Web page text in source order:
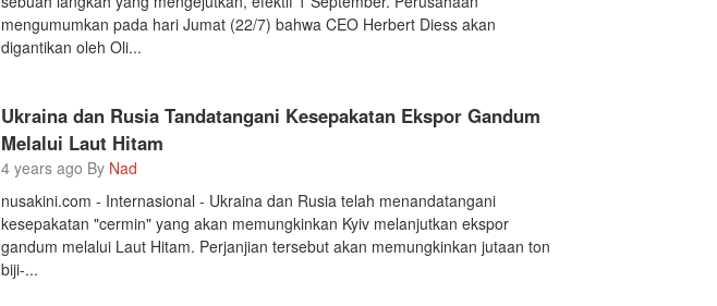
mengumumkan pada hari Jumat (22/7) bahwa CEO Herbert Diess akan
digantikan oleh Oli...
Ukraina dan Rusia Tandatangani Kesepakatan Ekspor Gandum
Melalui Laut Hitam
4 years ago By Nad
nusakini.com - Internasional - Ukraina dan Rusia telah menandatangani
kesepakatan "cermin" yang akan memungkinkan Kyiv melanjutkan ekspor
gandum melalui Laut Hitam. Perjanjian tersebut akan memungkinkan jutaan ton
biji-...